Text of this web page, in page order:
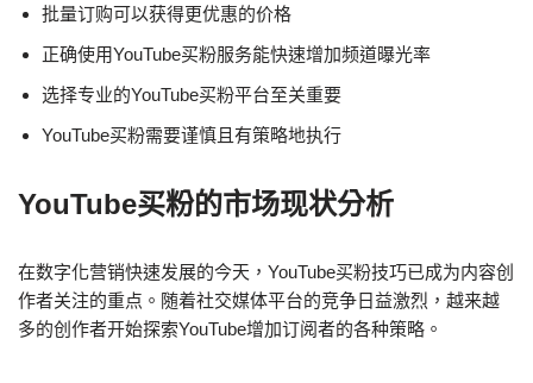
批量订购可以获得更优惠的价格
正确使用YouTube买粉服务能快速增加频道曝光率
选择专业的YouTube买粉平台至关重要
YouTube买粉需要谨慎且有策略地执行
YouTube买粉的市场现状分析
在数字化营销快速发展的今天，YouTube买粉技巧已成为内容创
作者关注的重点。随着社交媒体平台的竞争日益激烈，越来越
多的创作者开始探索YouTube增加订阅者的各种策略。